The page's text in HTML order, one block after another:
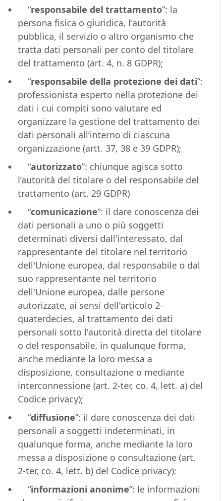
“responsabile del trattamento”: la
persona fisica o giuridica, l'autorità
pubblica, il servizio o altro organismo che
tratta dati personali per conto del titolare
del trattamento (art. 4, n. 8 GDPR);
“responsabile della protezione dei dati”:
professionista esperto nella protezione dei
dati i cui compiti sono valutare ed
organizzare la gestione del trattamento dei
dati personali all’interno di ciascuna
organizzazione (artt. 37, 38 e 39 GDPR);
“autorizzato”: chiunque agisca sotto
l’autorità del titolare o del responsabile del
trattamento (art. 29 GDPR)
“comunicazione”: il dare conoscenza dei
dati personali a uno o più soggetti
determinati diversi dall'interessato, dal
rappresentante del titolare nel territorio
dell'Unione europea, dal responsabile o dal
suo rappresentante nel territorio
dell'Unione europea, dalle persone
autorizzate, ai sensi dell'articolo 2-
quaterdecies, al trattamento dei dati
personali sotto l'autorità diretta del titolare
o del responsabile, in qualunque forma,
anche mediante la loro messa a
disposizione, consultazione o mediante
interconnessione (art. 2-ter, co. 4, lett. a) del
Codice privacy);
“diffusione”: il dare conoscenza dei dati
personali a soggetti indeterminati, in
qualunque forma, anche mediante la loro
messa a disposizione o consultazione (art.
2-ter, co. 4, lett. b) del Codice privacy):
“informazioni anonime”: le informazioni